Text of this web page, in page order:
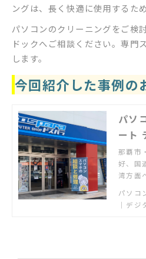
ングは、長く快適に使用するた
パソコンのクリーニングをご検
ドックへご相談ください。専門
します。
今回紹介した事例の
パソ
ート
間店
那覇市
好、国
湾方面
ン・ス
店。
パソコ
｜デジ